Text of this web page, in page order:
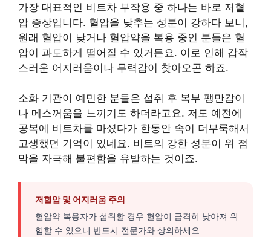
가장 대표적인 비트차 부작용 중 하나는 바로 저혈
압 증상입니다. 혈압을 낮추는 성분이 강하다 보니,
원래 혈압이 낮거나 혈압약을 복용 중인 분들은 혈
압이 과도하게 떨어질 수 있거든요. 이로 인해 갑작
스러운 어지러움이나 무력감이 찾아오곤 하죠.
소화 기관이 예민한 분들은 섭취 후 복부 팽만감이
나 메스꺼움을 느끼기도 하더라고요. 저도 예전에
공복에 비트차를 마셨다가 한동안 속이 더부룩해서
고생했던 기억이 있네요. 비트의 강한 성분이 위 점
막을 자극해 불편함을 유발하는 것이죠.
저혈압 및 어지러움 주의
혈압약 복용자가 섭취할 경우 혈압이 급격히 낮아져 위
험할 수 있으니 반드시 전문가와 상의하세요